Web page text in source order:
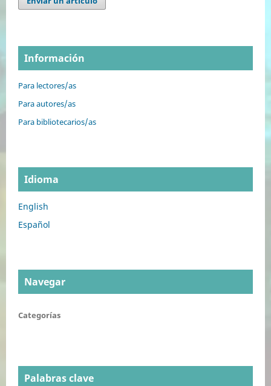
Información
Para lectores/as
Para autores/as
Para bibliotecarios/as
Idioma
English
Español
Navegar
Categorías
Palabras clave